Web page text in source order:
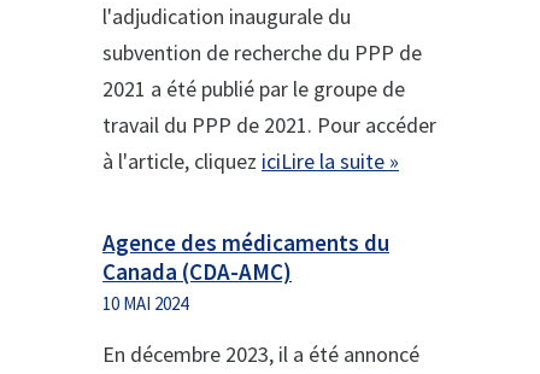
l'adjudication inaugurale du
subvention de recherche du PPP de
2021 a été publié par le groupe de
travail du PPP de 2021. Pour accéder
à l'article, cliquez iciLire la suite »
Agence des médicaments du
Canada (CDA-AMC)
10 MAI 2024
En décembre 2023, il a été annoncé